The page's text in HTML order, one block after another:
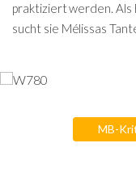
praktiziert werden. Als
sucht sie Mélissas
MB-